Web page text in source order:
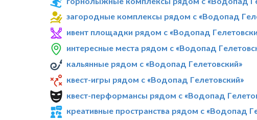
загородные комплексы рядом с «Водопад
ивент площадки рядом с «Водопад
интересные места рядом с «Водопад
кальянные рядом с «Водопад Гелетовский»
квест-игры рядом с «Водопад Гелетовский»
квест-перформансы рядом с «Водопад
креативные пространства рядом с «Водопад